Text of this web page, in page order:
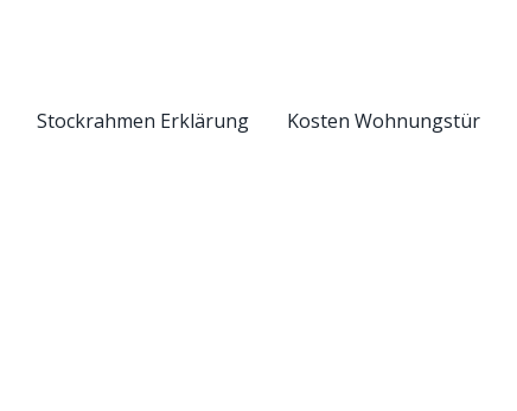
Stockrahmen Erklärung Kosten Wohnungstür